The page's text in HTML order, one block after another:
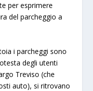
per esprimere
del parcheggio a
i parcheggi sono
degli utenti
Treviso (che
auto), si ritrovano